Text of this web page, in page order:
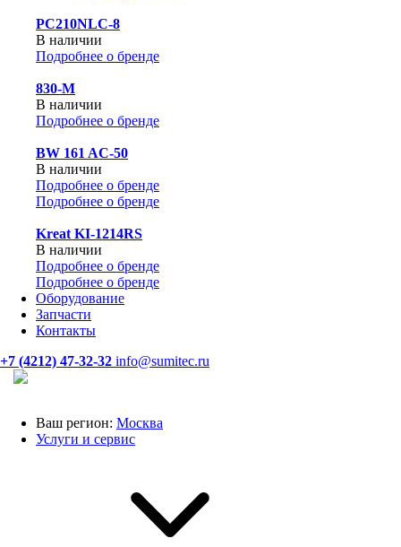
PC210NLC-8
В наличии
Подробнее о бренде
830-М
В наличии
Подробнее о бренде
BW 161 AC-50
В наличии
Подробнее о бренде
Подробнее о бренде
Kreat KI-1214RS
В наличии
Подробнее о бренде
Подробнее о бренде
Оборудование
Запчасти
Контакты
+7 (4212) 47-32-32 info@sumitec.ru
Ваш регион: Москва
Услуги и сервис